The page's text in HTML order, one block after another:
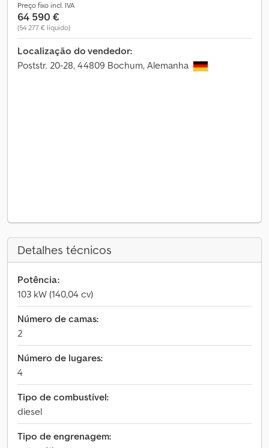
Preço fixo incl. IVA
64 590 €
(54 277 € líquido)
Localização do vendedor:
Poststr. 20-28, 44809 Bochum, Alemanha
Detalhes técnicos
Potência:
103 kW (140,04 cv)
Número de camas:
2
Número de lugares:
4
Tipo de combustível:
diesel
Tipo de engrenagem: